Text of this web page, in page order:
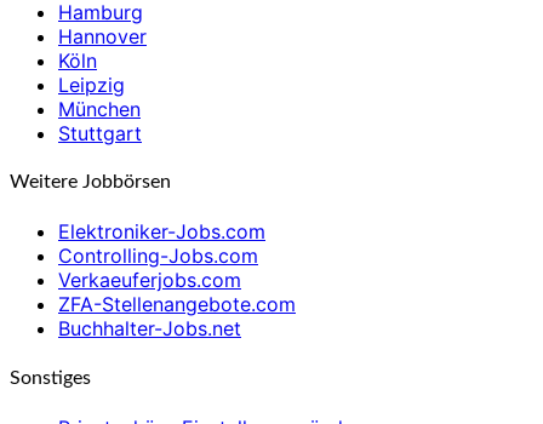
Hamburg
Hannover
Köln
Leipzig
München
Stuttgart
Weitere Jobbörsen
Elektroniker-Jobs.com
Controlling-Jobs.com
Verkaeuferjobs.com
ZFA-Stellenangebote.com
Buchhalter-Jobs.net
Sonstiges